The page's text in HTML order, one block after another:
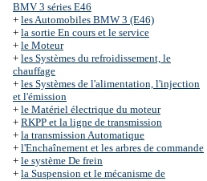
BMV 3 séries Е46
+ les Automobiles BMW 3 (Е46)
+ la sortie En cours et le service
+ le Moteur
+ les Systèmes du refroidissement, le
chauffage
+ les Systèmes de l'alimentation, l'injection
et l'émission
+ le Matériel électrique du moteur
+ RKPP et la ligne de transmission
+ la transmission Automatique
+ l'Enchaînement et les arbres de commande
+ le système De frein
+ la Suspension et le mécanisme de